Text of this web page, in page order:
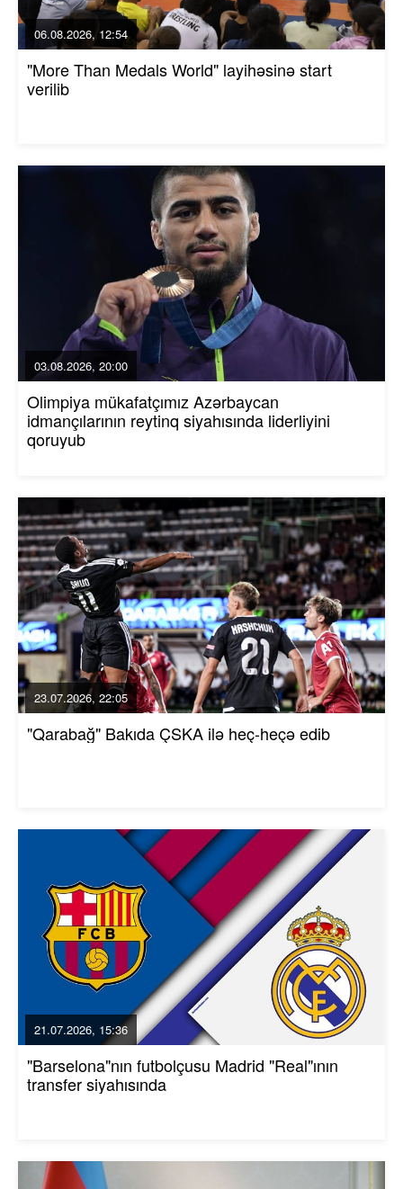
06.08.2026, 12:54
"More Than Medals World" layihəsinə start
verilib
03.08.2026, 20:00
Olimpiya mükafatçımız Azərbaycan
idmançılarının reytinq siyahısında liderliyini
qoruyub
23.07.2026, 22:05
"Qarabağ" Bakıda ÇSKA ilə heç-heçə edib
21.07.2026, 15:36
"Barselona"nın futbolçusu Madrid "Real"ının
transfer siyahısında